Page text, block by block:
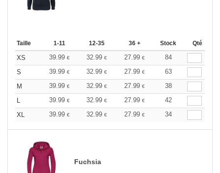
Taille 1-11 12-35 36 + Stock Qté
XS 39.99 € 32.99 € 27.99 €
84
S
39.99 € 32.99 € 27.99 €
63
M
39.99 € 32.99 € 27.99 €
38
L
39.99 € 32.99 € 27.99 €
42
XL
39.99 € 32.99 € 27.99 € 34
Fuchsia